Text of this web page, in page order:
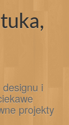
i
projekty